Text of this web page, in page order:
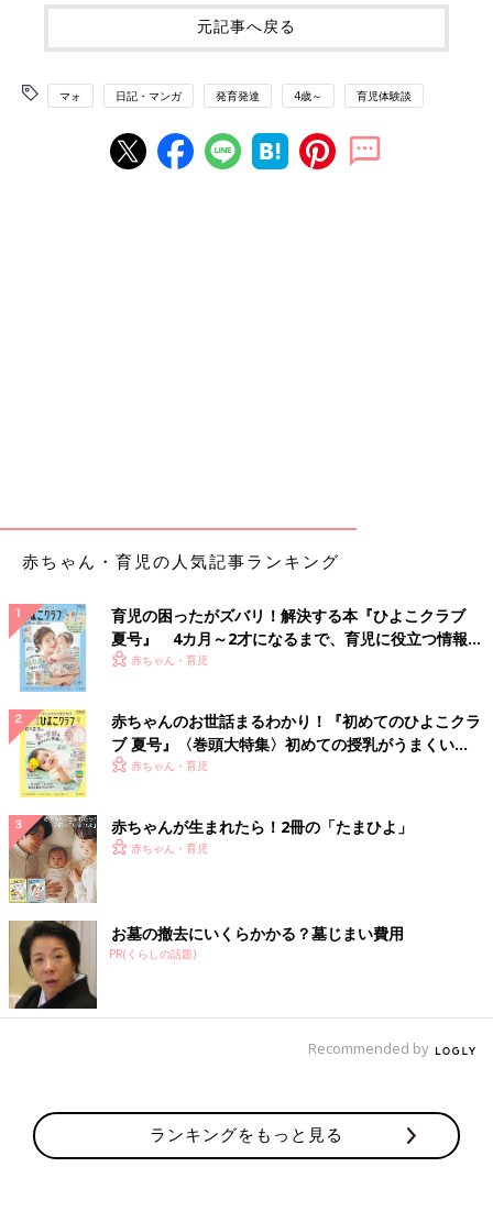
元記事へ戻る
マォ 日記・マンガ 発育発達 4歳～ 育児体験談
赤ちゃん・育児の人気記事ランキング
育児の困ったがズバリ！解決する本『ひよこクラブ
夏号』 4カ月～2才になるまで、育児に役立つ情報が
いっぱい！
赤ちゃん・育児
赤ちゃんのお世話まるわかり！『初めてのひよこクラ
ブ 夏号』〈巻頭大特集〉初めての授乳がうまくい
く！ おっぱい・ミルクの基本と夏のトラブル 解決テ
赤ちゃん・育児
赤ちゃんが生まれたら！2冊の「たまひよ」
赤ちゃん・育児
お墓の撤去にいくらかかる？墓じまい費用
PR(くらしの話題)
Recommended by
ランキングをもっと見る